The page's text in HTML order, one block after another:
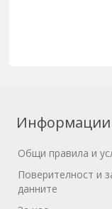
Информации
Общи правила и
Поверителност и
данните